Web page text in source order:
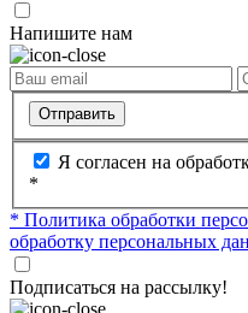
Напишите нам
Отправить
Я согласен на
*
* Политика обработки
обработку персональных
Подписаться на рассылку!